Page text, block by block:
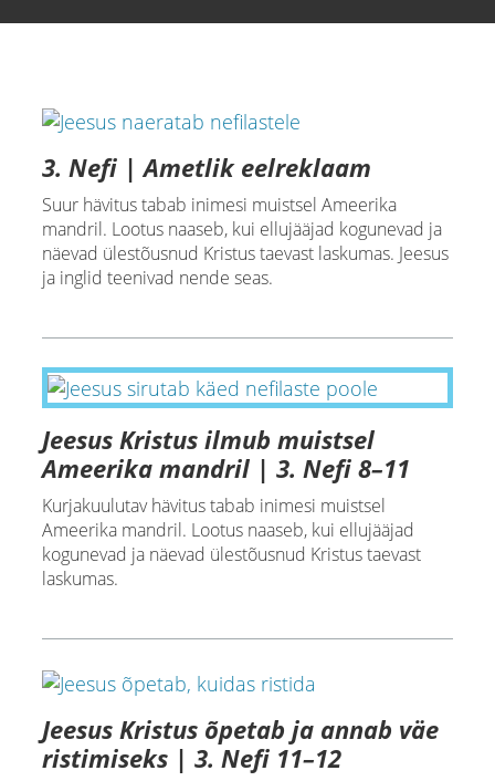
3. Nefi | Ametlik eelreklaam
Suur hävitus tabab inimesi muistsel Ameerika
mandril. Lootus naaseb, kui ellujääjad kogunevad ja
näevad ülestõusnud Kristus taevast laskumas. Jeesus
ja inglid teenivad nende seas.
Jeesus Kristus ilmub muistsel
Ameerika mandril | 3. Nefi 8–11
Kurjakuulutav hävitus tabab inimesi muistsel
Ameerika mandril. Lootus naaseb, kui ellujääjad
kogunevad ja näevad ülestõusnud Kristus taevast
laskumas.
Jeesus Kristus õpetab ja annab väe
ristimiseks | 3. Nefi 11–12